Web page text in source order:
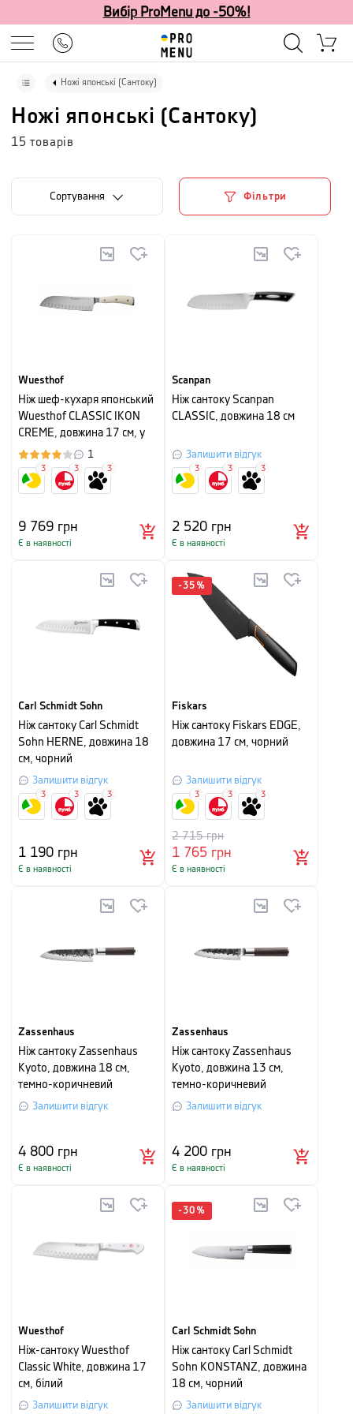
Вибір ProMenu до -50%!
Ножі японські (Сантоку)
Ножі японські (Сантоку)
15 товарів
Сортування Фільтри
Wuesthof
Ніж шеф-кухаря японський
Wuesthof CLASSIC IKON
CREME, довжина 17 см, у
картонній упаковці
1
9 769 грн
Є в наявності
3 3 3
Scanpan
Ніж сантоку Scanpan
CLASSIC, довжина 18 см
Залишити відгук
2 520 грн
Є в наявності
3 3 3
Carl Schmidt Sohn
Ніж сантоку Carl Schmidt
Sohn HERNE, довжина 18
см, чорний
Залишити відгук
1 190 грн
Є в наявності
3 3 3
-35 %
Fiskars
Ніж сантоку Fiskars EDGE,
довжина 17 см, чорний
Залишити відгук
1 765 грн
2 715грн
Є в наявності
3 3 3
Zassenhaus
Ніж сантоку Zassenhaus
Kyoto, довжина 18 см,
темно-коричневий
Залишити відгук
4 800 грн
Є в наявності
Zassenhaus
Ніж сантоку Zassenhaus
Kyoto, довжина 13 см,
темно-коричневий
Залишити відгук
4 200 грн
Є в наявності
Wuesthof
Ніж-сантоку Wuesthof
Classic White, довжина 17
см, білий
Залишити відгук
-30 %
Carl Schmidt Sohn
Ніж сантоку Carl Schmidt
Sohn KONSTANZ, довжина
18 см, чорний
Залишити відгук